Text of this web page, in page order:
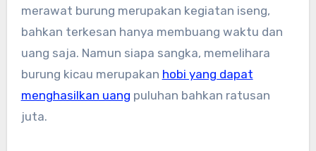
merawat burung merupakan kegiatan iseng,
bahkan terkesan hanya membuang waktu dan
uang saja. Namun siapa sangka, memelihara
burung kicau merupakan hobi yang dapat
menghasilkan uang puluhan bahkan ratusan
juta.